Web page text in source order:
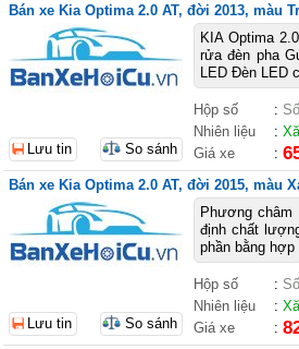
Bán xe Kia Optima 2.0 AT, đời 2013, màu
KIA Optima
rửa đèn pha
LED Đèn LED
Hộp số :
Nhiên liệu
:
Giá xe
:
Lưu tin So sánh
Bán xe Kia Optima 2.0 AT, đời 2015, màu
Phương
định chất
phần bằng
Hộp số :
Nhiên liệu
:
Giá xe
:
Lưu tin So sánh